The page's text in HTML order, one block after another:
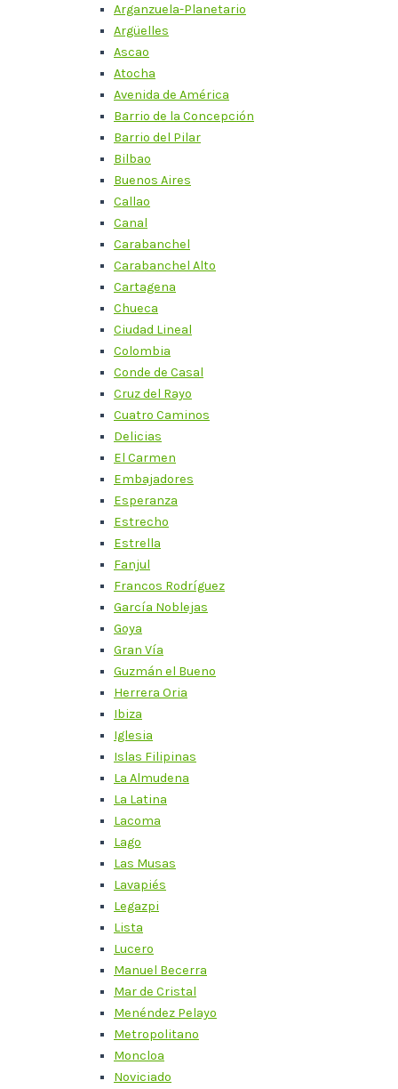
Arganzuela-Planetario
Argüelles
Ascao
Atocha
Avenida de América
Barrio de la Concepción
Barrio del Pilar
Bilbao
Buenos Aires
Callao
Canal
Carabanchel
Carabanchel Alto
Cartagena
Chueca
Ciudad Lineal
Colombia
Conde de Casal
Cruz del Rayo
Cuatro Caminos
Delicias
El Carmen
Embajadores
Esperanza
Estrecho
Estrella
Fanjul
Francos Rodríguez
García Noblejas
Goya
Gran Vía
Guzmán el Bueno
Herrera Oria
Ibiza
Iglesia
Islas Filipinas
La Almudena
La Latina
Lacoma
Lago
Las Musas
Lavapiés
Legazpi
Lista
Lucero
Manuel Becerra
Mar de Cristal
Menéndez Pelayo
Metropolitano
Moncloa
Noviciado